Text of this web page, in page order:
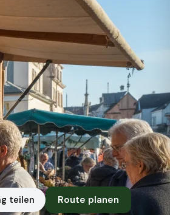
teilen Route planen